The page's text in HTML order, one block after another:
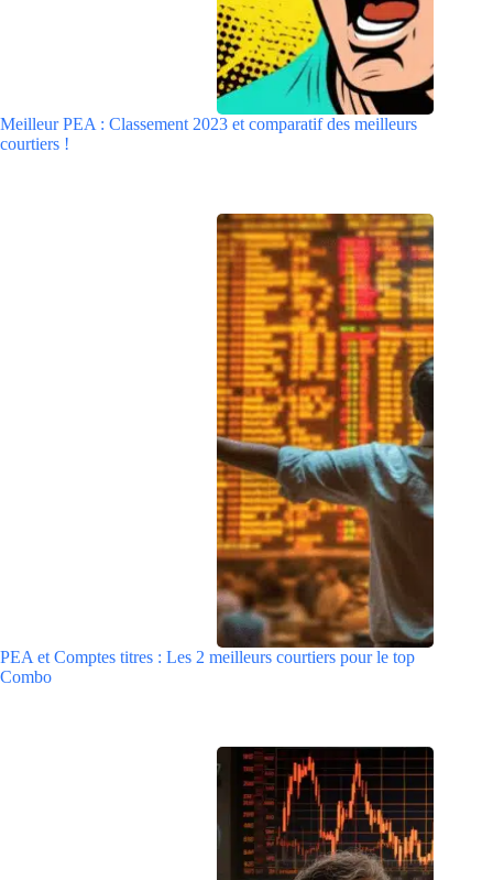
Meilleur PEA : Classement 2023 et comparatif des meilleurs
courtiers !
PEA et Comptes titres : Les 2 meilleurs courtiers pour le top
Combo